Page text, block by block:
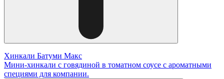
Хинкали Батуми Макс
Мини-хинкали с говядиной в томатном соусе с ароматными
специями для компании.